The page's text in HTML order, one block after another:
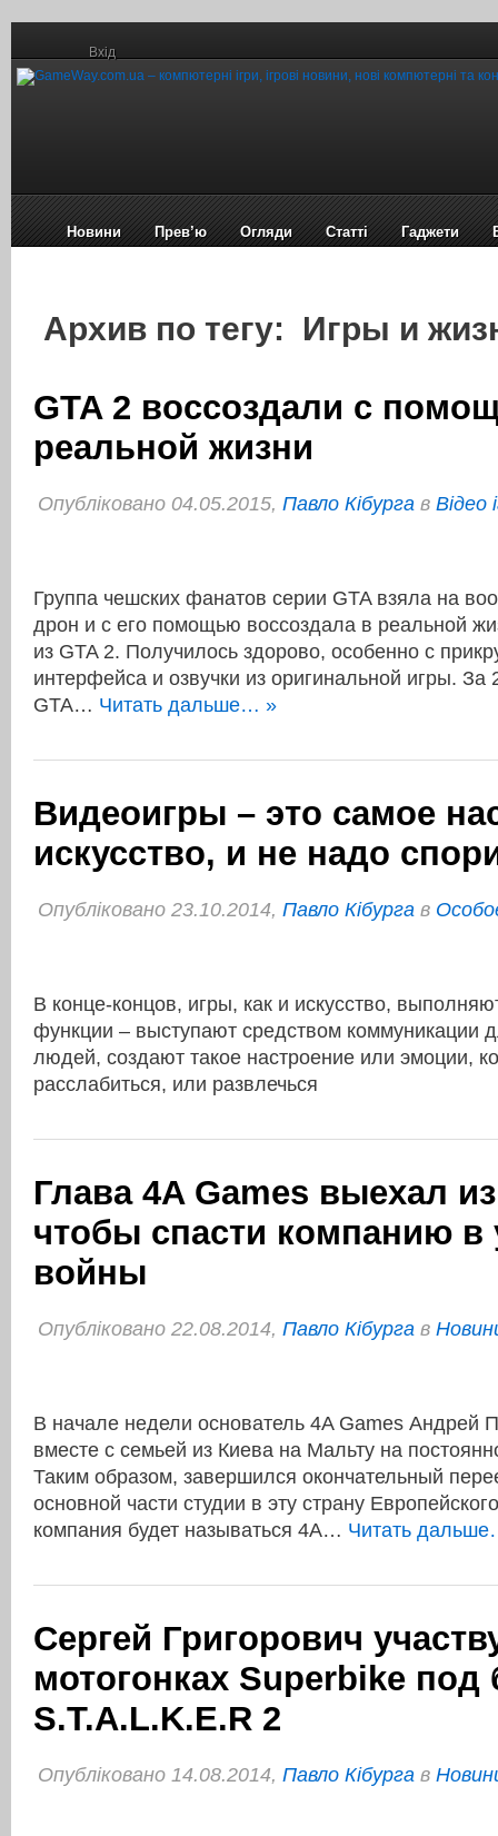
Вхід
Новини Прев’ю Огляди Статті Гаджети
Архив по тегу: Игры и
GTA 2 воссоздали с
реальной жизни
Опубліковано 04.05.2015, Павло Кібурга в Відео
Группа чешских фанатов серии GTA взяла на
дрон и с его помощью воссоздала в реальной
из GTA 2. Получилось здорово, особенно с
интерфейса и озвучки из оригинальной игры. За
GTA… Читать дальше… »
Видеоигры – это самое
искусство, и не надо
Опубліковано 23.10.2014, Павло Кібурга в
В конце-концов, игры, как и искусство,
функции – выступают средством коммуникации
людей, создают такое настроение или эмоции,
расслабиться, или развлечься
Глава 4A Games выехал
чтобы спасти компанию в
войны
Опубліковано 22.08.2014, Павло Кібурга в
В начале недели основатель 4A Games Андрей
вместе с семьей из Киева на Мальту на
Таким образом, завершился окончательный
основной части студии в эту страну
компания будет называться 4A… Читать
Сергей Григорович
мотогонках Superbike
S.T.A.L.K.E.R 2
Опубліковано 14.08.2014, Павло Кібурга в